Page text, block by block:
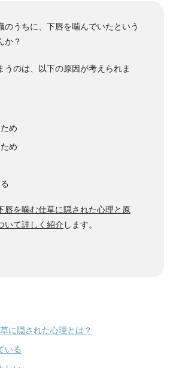
のうちに、下唇を噛んでいたという
か？
うのは、以下の原因が考えられま
め
め
唇を噛む仕草に隠された心理と原
いて詳しく紹介 します。
に隠された心理とは？
いる